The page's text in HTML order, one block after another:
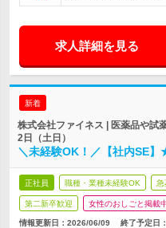
求人詳細を見る
新着
株式会社ファイネス | 医薬品や
2日（土日）
＼未経験OK！／【社内SE
正社員 職種・業種未経験OK 急
第二新卒歓迎 女性のおしごと掲載
情報更新日：2026/06/09 終了予定日：